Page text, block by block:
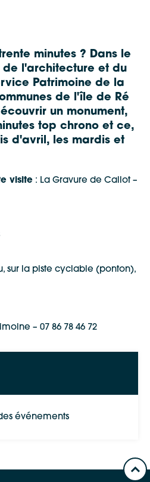
événements
minutes ? Dans le
l'architecture et du
Patrimoine de la
de l'île de Ré
un monument,
top chrono et ce,
d'avril , les mardis et
visite : La Gravure de Callot –
sur la piste cyclable (ponton),
– 07 86 78 46 72
disabled. Allow